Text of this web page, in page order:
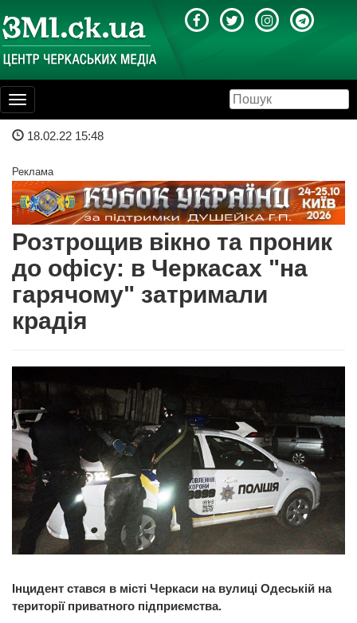
Toggle
navigation
18.02.22 15:48
Реклама
Розтрощив вікно та проник
до офісу: в Черкасах "на
гарячому" затримали
крадія
Інцидент стався в місті Черкаси на вулиці Одеській на
території приватного підприємства.